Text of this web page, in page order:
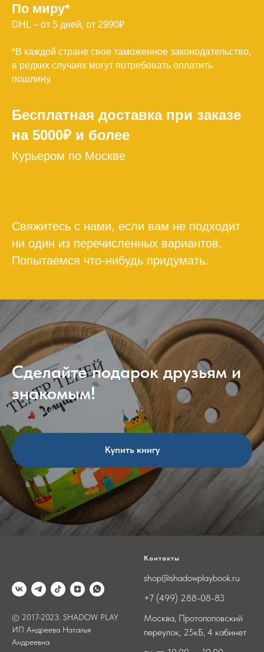
По миру*
DHL – от 5 дней, от 2990₽
*В каждой стране свое таможенное законодательство,
в редких случаях могут потребовать оплатить
пошлину.
Бесплатная доставка при заказе
на 5000₽ и более
Курьером по Москве
Свяжитесь с нами, если вам не подходит
ни один из перечисленных вариантов.
Попытаемся что-нибудь придумать.
Сделайте подарок друзьям и
знакомым!
Купить книгу
© 2017-2023. SHADOW PLAY
ИП Андреева Наталья
Андреевна
Контакты
shop@shadowplaybook.ru
+7 (499) 288-08-83
Москва, Протопоповский
переулок, 25кБ, 4 кабинет